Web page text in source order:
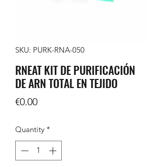
SKU: PURK-RNA-050
RNEAT KIT DE PURIFICACIÓN
DE ARN TOTAL EN TEJIDO
€0.00Price
Quantity *